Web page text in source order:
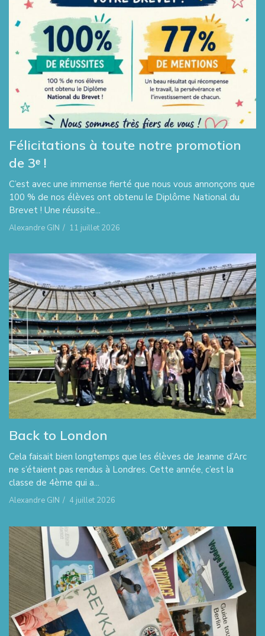
Félicitations à toute notre promotion
de 3ᵉ !
C’est avec une immense fierté que nous vous annonçons que
100 % de nos élèves ont obtenu le Diplôme National du
Brevet ! Une réussite...
Alexandre GIN / 11 juillet 2026
Back to London
Cela faisait bien longtemps que les élèves de Jeanne d’Arc
ne s’étaient pas rendus à Londres. Cette année, c’est la
classe de 4ème qui a...
Alexandre GIN / 4 juillet 2026